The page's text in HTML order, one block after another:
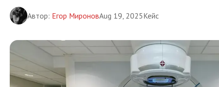
Автор: Егор МироновAug 19, 2025Кейс